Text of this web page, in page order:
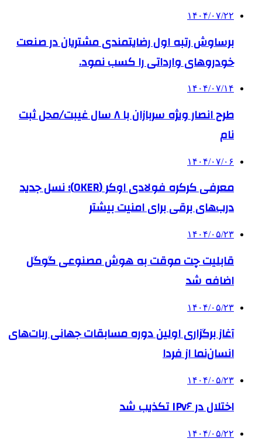
۱۴۰۴/۰۷/۲۲
برساوش رتبه اول رضایتمندی مشتریان در صنعت
خودروهای وارداتی را کسب نمود.
۱۴۰۴/۰۷/۱۴
طرح انصار ویژه سربازان با ۸ سال غیبت/محل ثبت
نام
۱۴۰۴/۰۷/۰۶
معرفی کرکره فولادی اوکر (OKER)؛ نسل جدید
درب‌های برقی برای امنیت بیشتر
۱۴۰۴/۰۵/۲۳
قابلیت چت موقت به هوش مصنوعی گوگل
اضافه شد
۱۴۰۴/۰۵/۲۳
آغاز برگزاری اولین دوره مسابقات جهانی ربات‌های
انسان‌نما از فردا
۱۴۰۴/۰۵/۲۳
اختلال در IPv۶ تکذیب شد
۱۴۰۴/۰۵/۲۲